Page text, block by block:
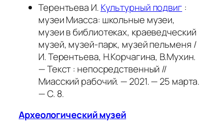
Терентьева И. Культурный подвиг :
музеи Миасса: школьные музеи,
музеи в библиотеках, краеведческий
музей, музей-парк, музей пельменя /
И. Терентьева, Н.Корчагина, В.Мухин.
— Текст : непосредственный //
Миасский рабочий. — 2021. — 25 марта.
— С. 8.
Археологический музей